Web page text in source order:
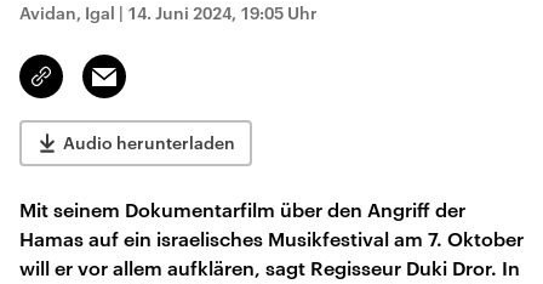
Avidan, Igal | 14. Juni 2024, 19:05 Uhr
Link
kopieren/teilen
Email
Audio herunterladen
Mit seinem Dokumentarfilm über den Angriff der
Hamas auf ein israelisches Musikfestival am 7. Oktober
will er vor allem aufklären, sagt Regisseur Duki Dror. In